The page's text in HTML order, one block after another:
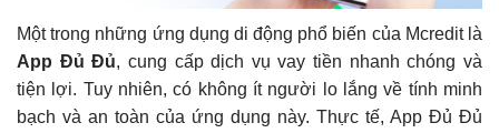
Một trong những ứng dụng di động phổ biến của Mcredit là
App Đủ Đủ, cung cấp dịch vụ vay tiền nhanh chóng và
tiện lợi. Tuy nhiên, có không ít người lo lắng về tính minh
bạch và an toàn của ứng dụng này. Thực tế, App Đủ Đủ